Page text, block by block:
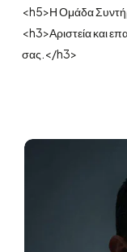
<h5>Η Ομάδα
<h3>Αριστεία και
σας.</h3>